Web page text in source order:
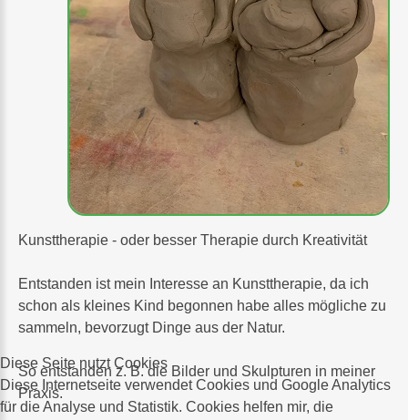
Kunsttherapie - oder besser Therapie durch Kreativität
Entstanden ist mein Interesse an Kunsttherapie, da ich
schon als kleines Kind begonnen habe alles mögliche zu
sammeln, bevorzugt Dinge aus der Natur.
So entstanden z. B. die Bilder und Skulpturen in meiner
Praxis.
Diese Seite nutzt Cookies
Diese Internetseite verwendet Cookies und Google Analytics
für die Analyse und Statistik. Cookies helfen mir, die